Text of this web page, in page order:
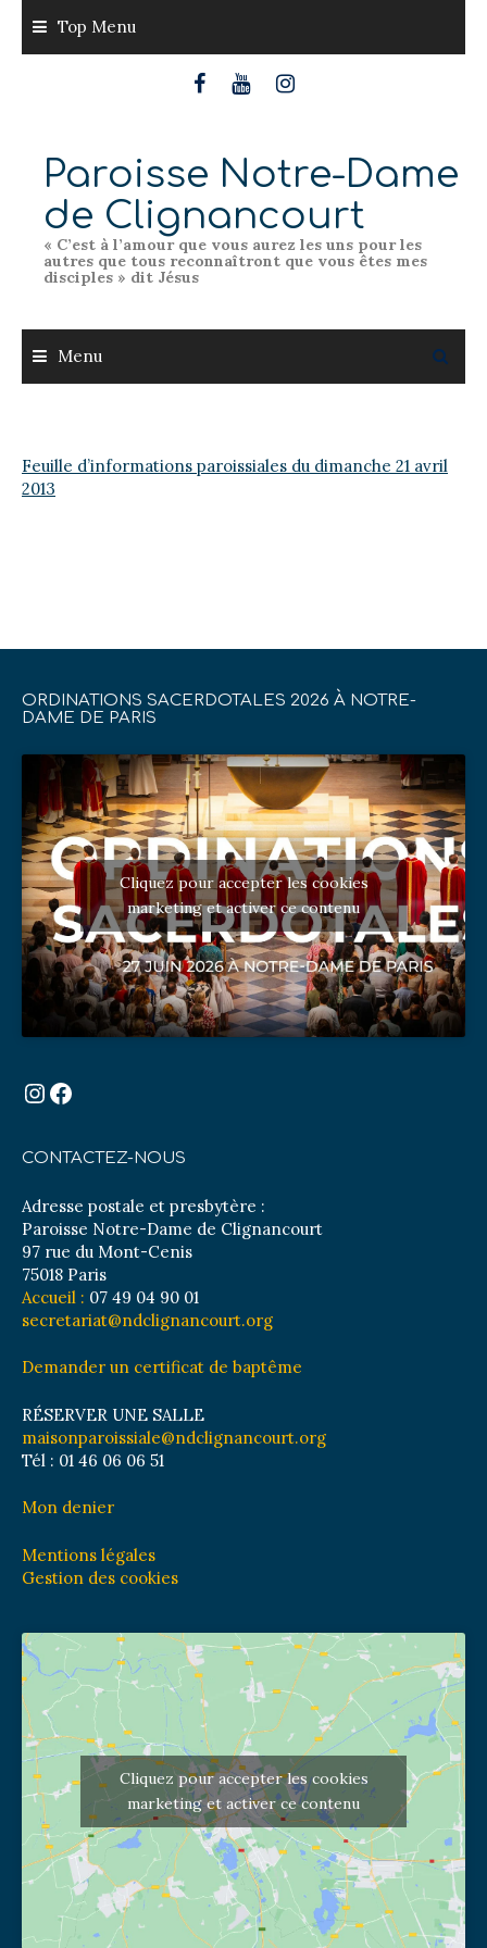
content
Top Menu
Paroisse Notre-Dame
de Clignancourt
« C’est à l’amour que vous aurez les uns pour les
autres que tous reconnaîtront que vous êtes mes
disciples » dit Jésus
Menu
Feuille d’informations paroissiales du dimanche 21 avril
2013
ORDINATIONS SACERDOTALES 2026 À NOTRE-
DAME DE PARIS
Cliquez pour accepter les cookies
marketing et activer ce contenu
Instagram
Facebook
CONTACTEZ-NOUS
Adresse postale et presbytère :
Paroisse Notre-Dame de Clignancourt
97 rue du Mont-Cenis
75018 Paris
Accueil : 07 49 04 90 01
secretariat@ndclignancourt.org
Demander un certificat de baptême
RÉSERVER UNE SALLE
maisonparoissiale@ndclignancourt.org
Tél : 01 46 06 06 51
Mon denier
Mentions légales
Gestion des cookies
Cliquez pour accepter les cookies
marketing et activer ce contenu